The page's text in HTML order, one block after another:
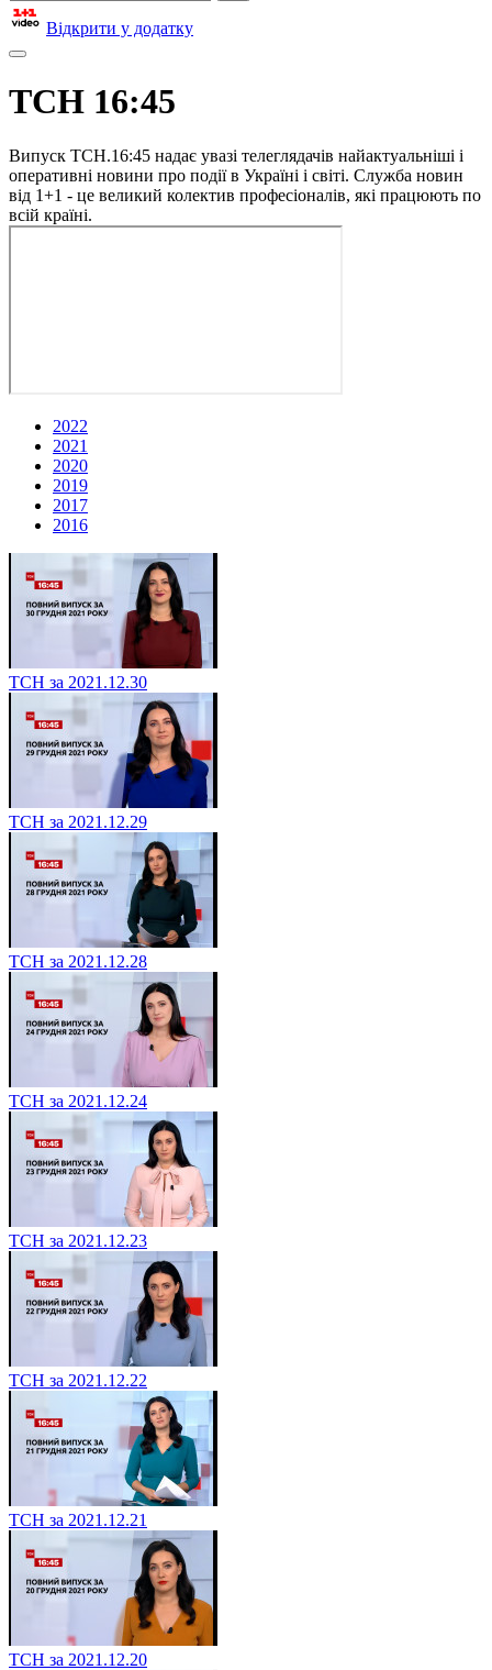
Відкрити у додатку
ТСН 16:45
Випуск ТСН.16:45 надає увазі телеглядачів найактуальніші і
оперативні новини про події в Україні і світі. Служба новин
від 1+1 - це великий колектив професіоналів, які працюють по
всій країні.
2022
2021
2020
2019
2017
2016
ТСН за 2021.12.30
ТСН за 2021.12.29
ТСН за 2021.12.28
ТСН за 2021.12.24
ТСН за 2021.12.23
ТСН за 2021.12.22
ТСН за 2021.12.21
ТСН за 2021.12.20